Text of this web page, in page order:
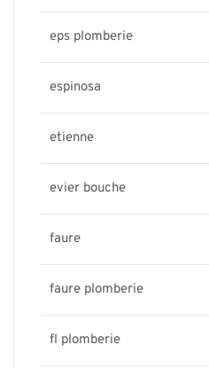
eps plomberie
espinosa
etienne
evier bouche
faure
faure plomberie
fl plomberie